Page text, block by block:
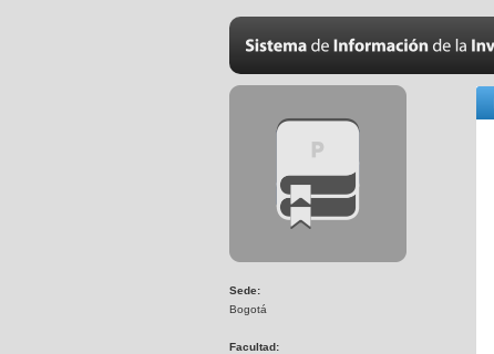
Sede:
Bogotá
Facultad: